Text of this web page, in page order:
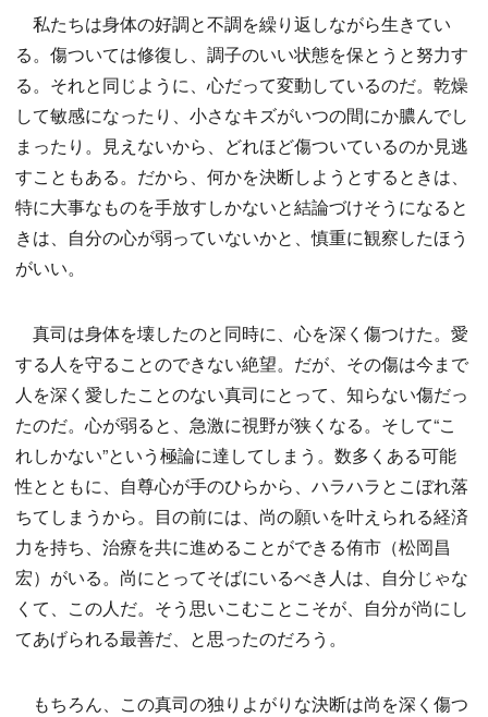
私たちは身体の好調と不調を繰り返しながら生きてい
る。傷ついては修復し、調子のいい状態を保とうと努力す
る。それと同じように、心だって変動しているのだ。乾燥
して敏感になったり、小さなキズがいつの間にか膿んでし
まったり。見えないから、どれほど傷ついているのか見逃
すこともある。だから、何かを決断しようとするときは、
特に大事なものを手放すしかないと結論づけそうになると
きは、自分の心が弱っていないかと、慎重に観察したほう
がいい。
真司は身体を壊したのと同時に、心を深く傷つけた。愛
する人を守ることのできない絶望。だが、その傷は今まで
人を深く愛したことのない真司にとって、知らない傷だっ
たのだ。心が弱ると、急激に視野が狭くなる。そして“こ
れしかない”という極論に達してしまう。数多くある可能
性とともに、自尊心が手のひらから、ハラハラとこぼれ落
ちてしまうから。目の前には、尚の願いを叶えられる経済
力を持ち、治療を共に進めることができる侑市（松岡昌
宏）がいる。尚にとってそばにいるべき人は、自分じゃな
くて、この人だ。そう思いこむことこそが、自分が尚にし
てあげられる最善だ、と思ったのだろう。
もちろん、この真司の独りよがりな決断は尚を深く傷つ